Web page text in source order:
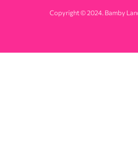
Copyright © 2024. Bamby